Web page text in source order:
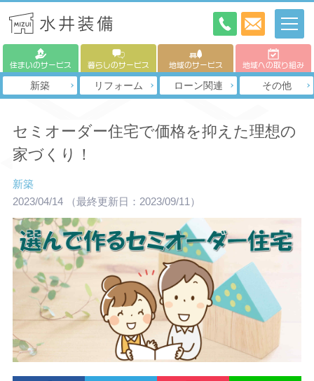
住まいのサービス 暮らしのサービス 地域のサービス 地域への取り組み
新築 リフォーム ローン関連 その他
セミオーダー住宅で価格を抑えた理想の
家づくり！
新築
2023/04/14
（最終更新日：2023/09/11）